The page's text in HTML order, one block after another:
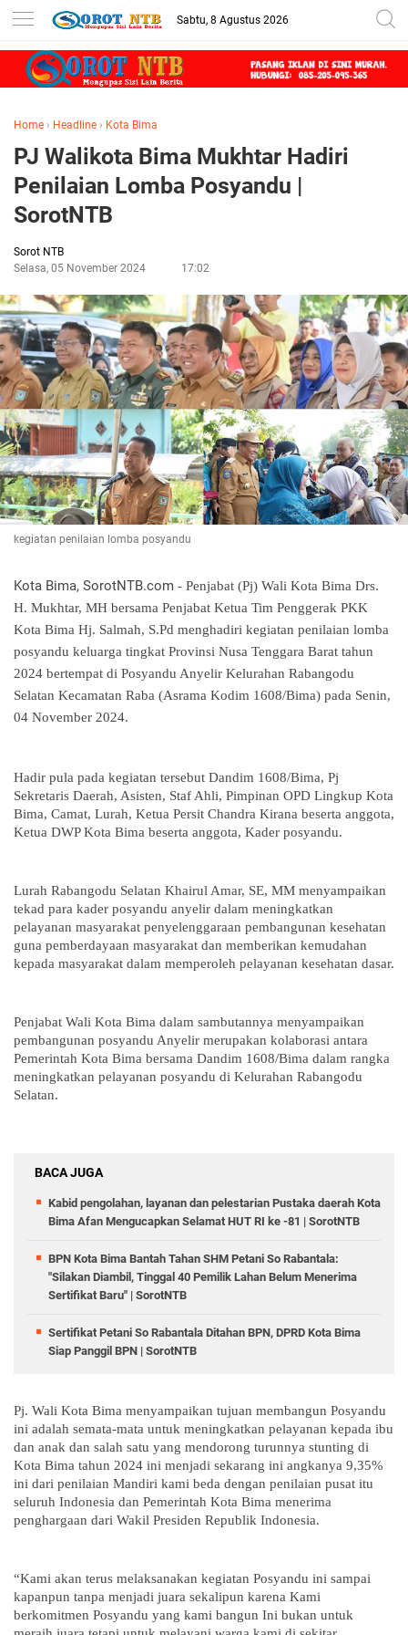
Sabtu, 8 Agustus 2026
Home › Headline › Kota Bima
PJ Walikota Bima Mukhtar Hadiri
Penilaian Lomba Posyandu |
SorotNTB
Sorot NTB
Selasa, 05 November 2024
17:02
kegiatan penilaian lomba posyandu
Kota Bima, SorotNTB.com - Penjabat (Pj) Wali Kota Bima Drs.
H. Mukhtar, MH bersama Penjabat Ketua Tim Penggerak PKK
Kota Bima Hj. Salmah, S.Pd menghadiri kegiatan penilaian lomba
posyandu keluarga tingkat Provinsi Nusa Tenggara Barat tahun
2024 bertempat di Posyandu Anyelir Kelurahan Rabangodu
Selatan Kecamatan Raba (Asrama Kodim 1608/Bima) pada Senin,
04 November 2024.
Hadir pula pada kegiatan tersebut Dandim 1608/Bima, Pj
Sekretaris Daerah, Asisten, Staf Ahli, Pimpinan OPD Lingkup Kota
Bima, Camat, Lurah, Ketua Persit Chandra Kirana beserta anggota,
Ketua DWP Kota Bima beserta anggota, Kader posyandu.
Lurah Rabangodu Selatan Khairul Amar, SE, MM menyampaikan
tekad para kader posyandu anyelir dalam meningkatkan
pelayanan masyarakat penyelenggaraan pembangunan kesehatan
guna pemberdayaan masyarakat dan memberikan kemudahan
kepada masyarakat dalam memperoleh pelayanan kesehatan dasar.
Penjabat Wali Kota Bima dalam sambutannya menyampaikan
pembangunan posyandu Anyelir merupakan kolaborasi antara
Pemerintah Kota Bima bersama Dandim 1608/Bima dalam rangka
meningkatkan pelayanan posyandu di Kelurahan Rabangodu
Selatan.
BACA JUGA
Kabid pengolahan, layanan dan pelestarian Pustaka daerah Kota
Bima Afan Mengucapkan Selamat HUT RI ke -81 | SorotNTB
BPN Kota Bima Bantah Tahan SHM Petani So Rabantala:
"Silakan Diambil, Tinggal 40 Pemilik Lahan Belum Menerima
Sertifikat Baru" | SorotNTB
Sertifikat Petani So Rabantala Ditahan BPN, DPRD Kota Bima
Siap Panggil BPN | SorotNTB
Pj. Wali Kota Bima menyampaikan tujuan membangun Posyandu
ini adalah semata-mata untuk meningkatkan pelayanan kepada ibu
dan anak dan salah satu yang mendorong turunnya stunting di
Kota Bima tahun 2024 ini menjadi sekarang ini angkanya 9,35%
ini dari penilaian Mandiri kami beda dengan penilaian pusat itu
seluruh Indonesia dan Pemerintah Kota Bima menerima
penghargaan dari Wakil Presiden Republik Indonesia.
“Kami akan terus melaksanakan kegiatan Posyandu ini sampai
kapanpun tanpa menjadi juara sekalipun karena Kami
berkomitmen Posyandu yang kami bangun Ini bukan untuk